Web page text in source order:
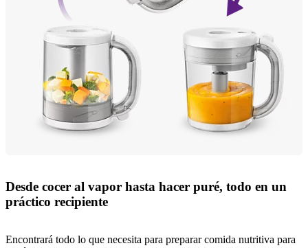
Desde cocer al vapor hasta hacer puré, todo en un
práctico recipiente
Encontrará todo lo que necesita para preparar comida nutritiva para